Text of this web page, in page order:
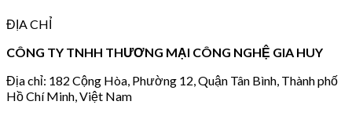
ĐỊA CHỈ
CÔNG TY TNHH THƯƠNG MẠI CÔNG NGHỆ GIA HUY
Địa chỉ: 182 Cộng Hòa, Phường 12, Quận Tân Bình, Thành phố
Hồ Chí Minh, Việt Nam